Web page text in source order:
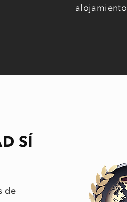
alojamiento
SÍ
de